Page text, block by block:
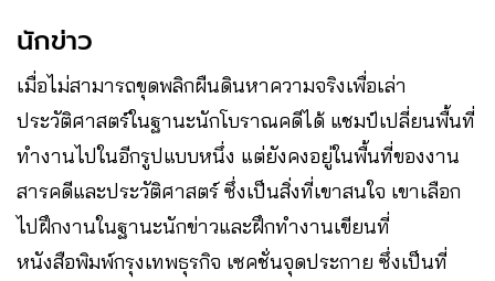
นักข่าว
เมื่อไม่สามารถขุดพลิกผืนดินหาความจริงเพื่อเล่า
ประวัติศาสตร์ในฐานะนักโบราณคดีได้ แชมป์เปลี่ยนพื้นที่
ทำงานไปในอีกรูปแบบหนึ่ง แต่ยังคงอยู่ในพื้นที่ของงาน
สารคดีและประวัติศาสตร์ ซึ่งเป็นสิ่งที่เขาสนใจ เขาเลือก
ไปฝึกงานในฐานะนักข่าวและฝึกทำงานเขียนที่
หนังสือพิมพ์กรุงเทพธุรกิจ เซคชั่นจุดประกาย ซึ่งเป็นที่